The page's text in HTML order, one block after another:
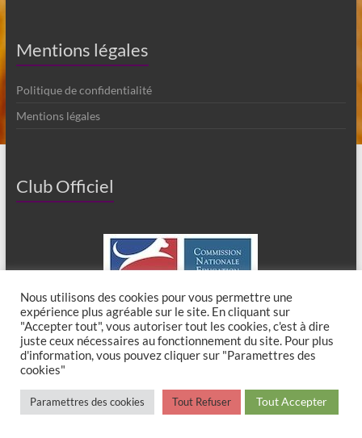
Mentions légales
Politique de confidentialité
Mentions légales
Club Officiel
Copyright © 2026Club Canin de Chaumes en Brie. All rights reserved. Theme
Spaciousby ThemeGrill. Powered by: WordPress.
Nous utilisons des cookies pour vous permettre une
expérience plus agréable sur le site. En cliquant sur
"Accepter tout", vous autoriser tout les cookies, c'est à dire
juste ceux nécessaires au fonctionnement du site. Pour plus
d'information, vous pouvez cliquer sur "Paramettres des
cookies"
Paramettres des cookies Tout Refuser Tout Accepter